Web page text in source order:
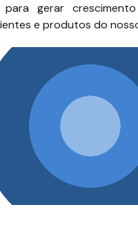
para gerar
e produtos do